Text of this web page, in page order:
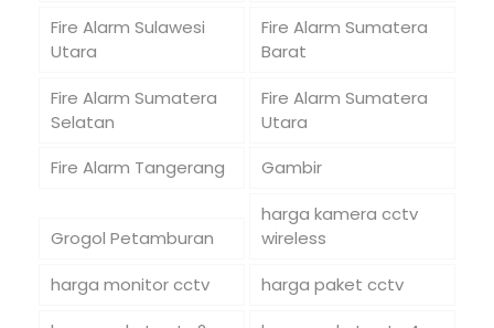
Fire Alarm Sulawesi
Utara
Fire Alarm Sumatera
Barat
Fire Alarm Sumatera
Selatan
Fire Alarm Sumatera
Utara
Fire Alarm Tangerang
Gambir
Grogol Petamburan
harga kamera cctv
wireless
harga monitor cctv
harga paket cctv